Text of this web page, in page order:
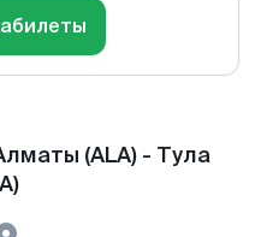
(ALA) - Тула